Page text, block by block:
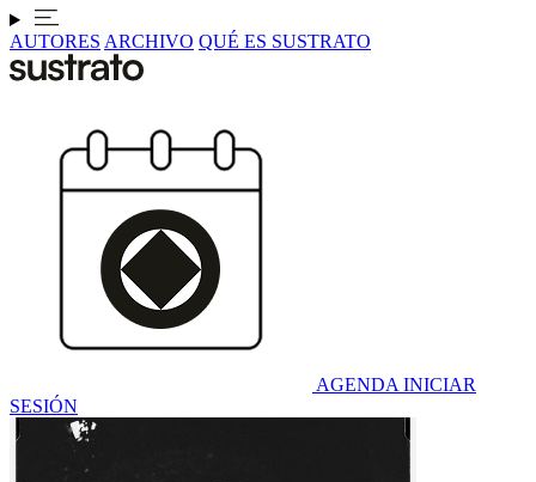
AUTORES ARCHIVO QUÉ ES SUSTRATO
AGENDA INICIAR
SESIÓN